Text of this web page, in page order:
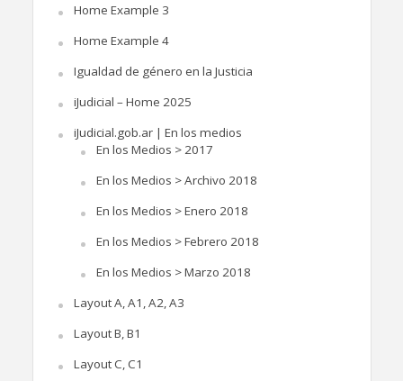
Home Example 3
Home Example 4
Igualdad de género en la Justicia
iJudicial – Home 2025
iJudicial.gob.ar | En los medios
En los Medios > 2017
En los Medios > Archivo 2018
En los Medios > Enero 2018
En los Medios > Febrero 2018
En los Medios > Marzo 2018
Layout A, A1, A2, A3
Layout B, B1
Layout C, C1